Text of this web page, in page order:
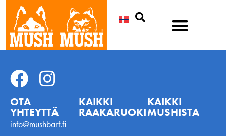
OTA
YHTEYTTÄ
info@mushbarf.fi
KAIKKI
RAAKARUOKINNASTA
KAIKKI
MUSHISTA